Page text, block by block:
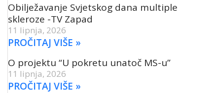
Obilježavanje Svjetskog dana multiple
skleroze -TV Zapad
11 lipnja, 2026
PROČITAJ VIŠE »
O projektu “U pokretu unatoč MS-u”
11 lipnja, 2026
PROČITAJ VIŠE »